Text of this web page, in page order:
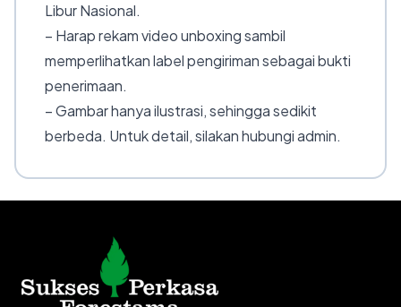
Libur Nasional.
– Harap rekam video unboxing sambil
memperlihatkan label pengiriman sebagai bukti
penerimaan.
– Gambar hanya ilustrasi, sehingga sedikit
berbeda. Untuk detail, silakan hubungi admin.